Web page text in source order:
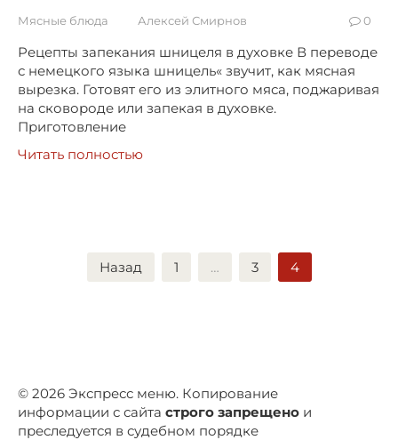
Мясные блюда Алексей Смирнов 0
Рецепты запекания шницеля в духовке В переводе
с немецкого языка шницель« звучит, как мясная
вырезка. Готовят его из элитного мяса, поджаривая
на сковороде или запекая в духовке.
Приготовление
Читать полностью
Назад 1 … 3 4
© 2026 Экспресс меню. Копирование
информации с сайта строго запрещено и
преследуется в судебном порядке